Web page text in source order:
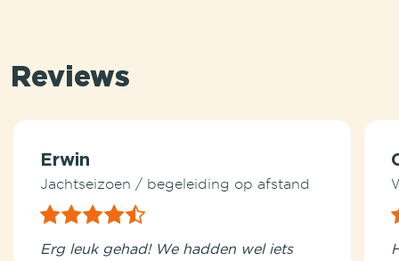
Reviews
Erwin
Jachtseizoen / begeleiding op afstand
Erg leuk gehad! We hadden wel iets